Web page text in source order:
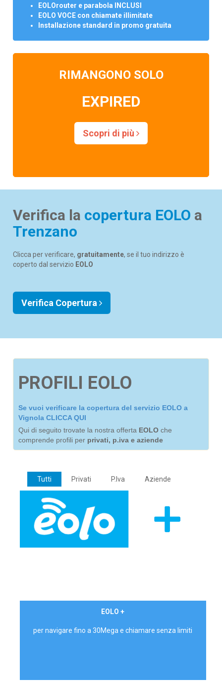
EOLOrouter e parabola INCLUSI
EOLO VOCE con chiamate illimitate
Installazione standard in promo gratuita
RIMANGONO SOLO
EXPIRED
Scopri di più
Verifica la copertura EOLO a
Trenzano
Clicca per verificare, gratuitamente, se il tuo indirizzo è
coperto dal servizio EOLO
Verifica Copertura
PROFILI EOLO
Se vuoi verificare la copertura del servizio EOLO a
Vignola CLICCA QUI
Qui di seguito trovate la nostra offerta EOLO che
comprende profili per privati, p.iva e aziende
Tutti Privati P.Iva Aziende
EOLO +
per navigare fino a 30Mega e chiamare senza limiti